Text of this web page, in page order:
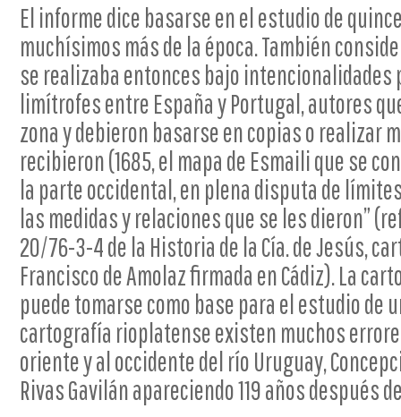
El informe dice basarse en el estudio de
muchísimos más de la época. También
se realizaba entonces bajo
limítrofes entre España y Portugal, autores
zona y debieron basarse en copias o realizar
recibieron (1685, el mapa de Esmaili que se
la parte occidental, en plena disputa de
las medidas y relaciones que se les dieron”
20/76-3-4 de la Historia de la Cía. de Jesús,
Francisco de Amolaz firmada en Cádiz). La
puede tomarse como base para el estudio de
cartografía rioplatense existen muchos
oriente y al occidente del río Uruguay,
Rivas Gavilán apareciendo 119 años después